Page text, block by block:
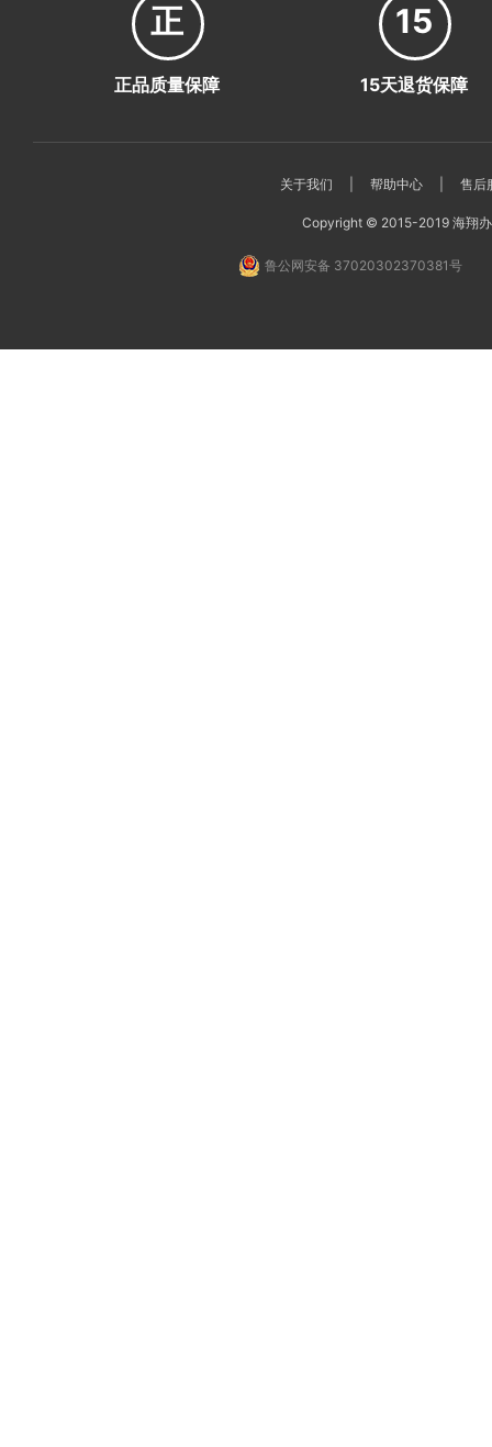
正
正品质量保障
15
15天退货保障
关于我们 帮助中心 售后
Copyright © 2015-2019 海翔
鲁公网安备 37020302370381号